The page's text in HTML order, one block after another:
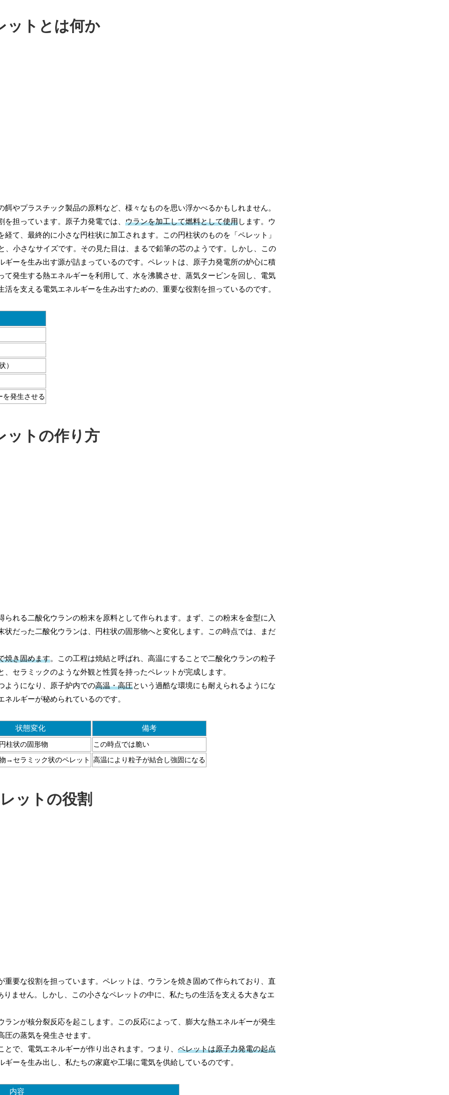
ットとは何か
やプラスチック製品の原料など、様々なものを思い浮かべるかもしれません。
担っています。原子力発電では、 ウランを加工して燃料として使用します。ウ
て、最終的に小さな円柱状に加工されます。この円柱状のものを「ペレット」
小さなサイズです。その見た目は、まるで鉛筆の芯のようです。しかし、この
ーを生み出す源が詰まっているのです。ペレットは、原子力発電所の炉心に積
発生する熱エネルギーを利用して、水を沸騰させ、蒸気タービンを回し、電気
を支える電気エネルギーを生み出すための、重要な役割を担っているのです。
）
を発生させる
ットの作り方
れる二酸化ウランの粉末を原料として作られます。まず、この粉末を金型に入
だった二酸化ウランは、円柱状の固形物へと変化します。この時点では、まだ
焼き固めます。この工程は焼結と呼ばれ、高温にすることで二酸化ウランの粒子
セラミックのような外観と性質を持ったペレットが完成します。
ようになり、原子炉内での高温・高圧という過酷な環境にも耐えられるようにな
ルギーが秘められているのです。
状態変化 備考
柱状の固形物 この時点では脆い
→セラミック状のペレット 高温により粒子が結合し強固になる
ットの役割
重要な役割を担っています。ペレットは、ウランを焼き固めて作られており、直
ません。しかし、この小さなペレットの中に、私たちの生活を支える大きなエ
ランが核分裂反応を起こします。この反応によって、膨大な熱エネルギーが発生
の蒸気を発生させます。
で、電気エネルギーが作り出されます。つまり、 ペレットは原子力発電の起点
ーを生み出し、私たちの家庭や工場に電気を供給しているのです。
内容